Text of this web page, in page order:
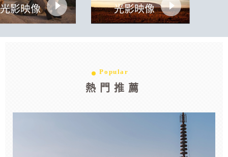
光影映像 光影映像
Popular
熱門推薦